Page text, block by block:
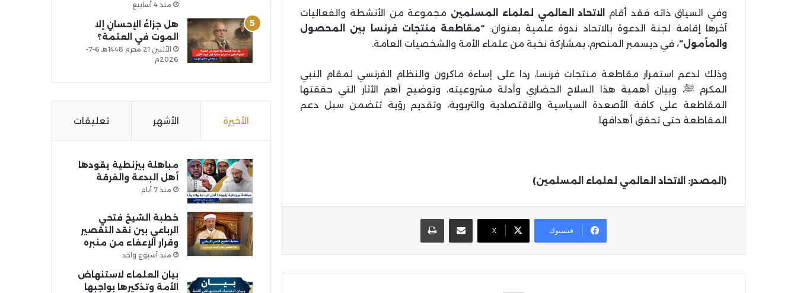
وفي السياق ذاته فقد أقام الاتحاد العالمي لعلماء المسلمين مجموعة من الأنشطة والفعاليات
آخرها إقامة لجنة الدعوة بالاتحاد ندوة علمية بعنوان: “مقاطعة منتجات فرنسا بين المحصول
والمأمول”، في ديسمبر المنصرم، بمشاركة نخبة من علماء الأمة والشخصيات العامة.
وذلك لدعم استمرار مقاطعة منتجات فرنسا، ردا على إساءة ماكرون والنظام الفرنسي لمقام النبي
المكرم ﷺ، وبيان أهمية هذا السلاح الحضاري وأدلة مشروعيته، وتوضيح أهم الأثار التي حققتها
المقاطعة على كافة الأصعدة السياسية والاقتصادية والتربوية، وتقديم رؤية تتضمن سبل دعم
المقاطعة حتى تحقق أهدافها.
(المصدر: الاتحاد العالمي لعلماء المسلمين)
فيسبوك X
مشاركة عبر البريد
منذ 4 أسابيع
هل جزاءُ الإحسانِ إلا
الموت في العتمة؟
الأثنين 21 محرم 1448هـ 6-7-
2026م
الأخيرة الأشهر تعليقات
مباهلة بيزنطية يقودها
أهل البدعة والفرقة
منذ 7 أيام
خطبة الشيخ فتحي
الرباعي بين نقد التقصير
وقرار الإعفاء من منبره
منذ أسبوع واحد
بيان العلماء لاستنهاض
الأمة وتذكيرها بواجبها